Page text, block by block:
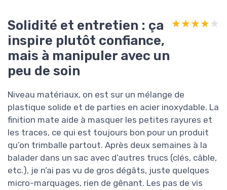
Solidité et entretien : ça
inspire plutôt confiance,
mais à manipuler avec un
peu de soin
★★★★★
★★★★★
Niveau matériaux, on est sur un mélange de
plastique solide et de parties en acier inoxydable. La
finition mate aide à masquer les petites rayures et
les traces, ce qui est toujours bon pour un produit
qu’on trimballe partout. Après deux semaines à la
balader dans un sac avec d’autres trucs (clés, câble,
etc.), je n’ai pas vu de gros dégâts, juste quelques
micro-marquages, rien de gênant. Les pas de vis